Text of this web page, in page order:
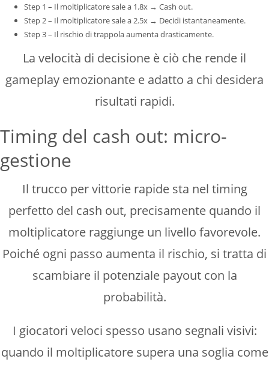
Step 1 – Il moltiplicatore sale a 1.8x → Cash out.
Step 2 – Il moltiplicatore sale a 2.5x → Decidi istantaneamente.
Step 3 – Il rischio di trappola aumenta drasticamente.
La velocità di decisione è ciò che rende il
gameplay emozionante e adatto a chi desidera
risultati rapidi.
Timing del cash out: micro-
gestione
Il trucco per vittorie rapide sta nel timing
perfetto del cash out, precisamente quando il
moltiplicatore raggiunge un livello favorevole.
Poiché ogni passo aumenta il rischio, si tratta di
scambiare il potenziale payout con la
probabilità.
I giocatori veloci spesso usano segnali visivi:
quando il moltiplicatore supera una soglia come